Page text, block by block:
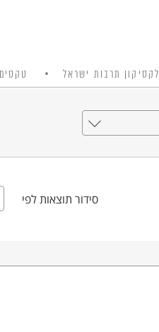
לקסיקון תרבות ישראל טקסים
סידור תוצאות לפי